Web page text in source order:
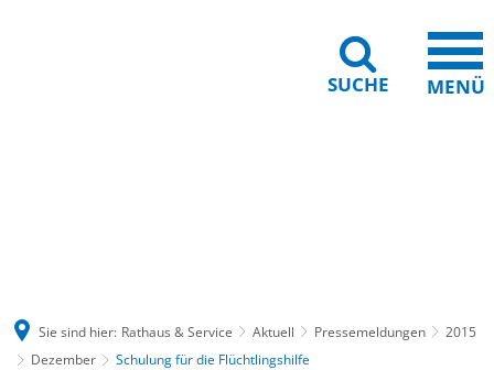
SUCHE MENÜ
Sie sind hier: Rathaus & Service Aktuell Pressemeldungen
2015
Dezember
Schulung für die Flüchtlingshilfe